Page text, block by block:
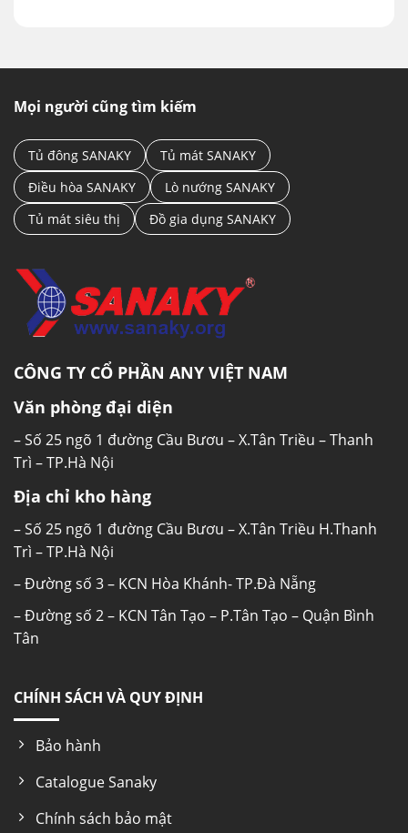
Mọi người cũng tìm kiếm
Tủ đông SANAKY
Tủ mát SANAKY
Điều hòa SANAKY
Lò nướng SANAKY
Tủ mát siêu thị
Đồ gia dụng SANAKY
CÔNG TY CỔ PHẦN ANY VIỆT NAM
Văn phòng đại diện
– Số 25 ngõ 1 đường Cầu Bươu – X.Tân Triều – Thanh
Trì – TP.Hà Nội
Địa chỉ kho hàng
– Số 25 ngõ 1 đường Cầu Bươu – X.Tân Triều H.Thanh
Trì – TP.Hà Nội
– Đường số 3 – KCN Hòa Khánh- TP.Đà Nẵng
– Đường số 2 – KCN Tân Tạo – P.Tân Tạo – Quận Bình
Tân
CHÍNH SÁCH VÀ QUY ĐỊNH
Bảo hành
Catalogue Sanaky
Chính sách bảo mật